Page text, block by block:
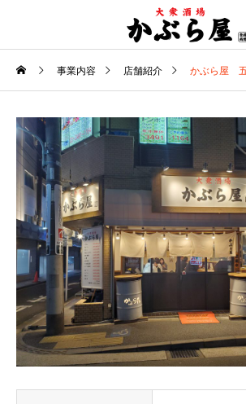
事業内容 店舗紹介 かぶら屋